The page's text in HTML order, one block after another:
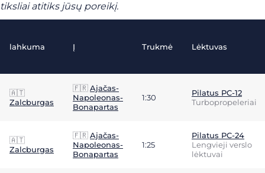
tiksliai atitiks jūsų poreikį.
lahkuma Į Trukmė Lėktuvas
🇦🇹
Zalcburgas
🇫🇷Ajačas-
Napoleonas-
Bonapartas
1:30
Pilatus PC-12
Turbopropeleriai
🇦🇹
Zalcburgas
🇫🇷Ajačas-
Napoleonas-
Bonapartas
1:25
Pilatus PC-24
Lengvieji verslo
lėktuvai